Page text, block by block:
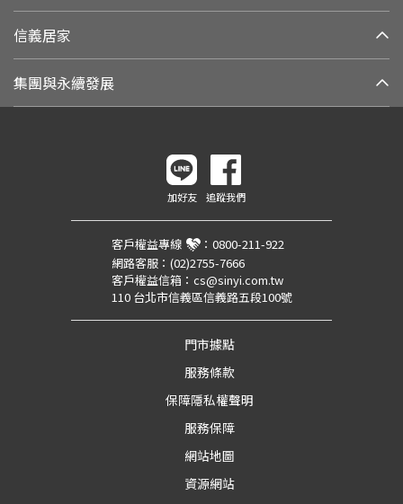
信義居家
集團與永續發展
加好友 追蹤我們
客戶權益專線 ： 0800-211-922
網路客服： (02)2755-7666
客戶權益信箱： cs@sinyi.com.tw
110 台北市信義區信義路五段100號
門市據點
服務條款
保障隱私權聲明
服務保障
網站地圖
資源網站